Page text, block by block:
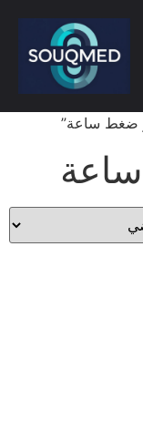
ضغط ساعة”